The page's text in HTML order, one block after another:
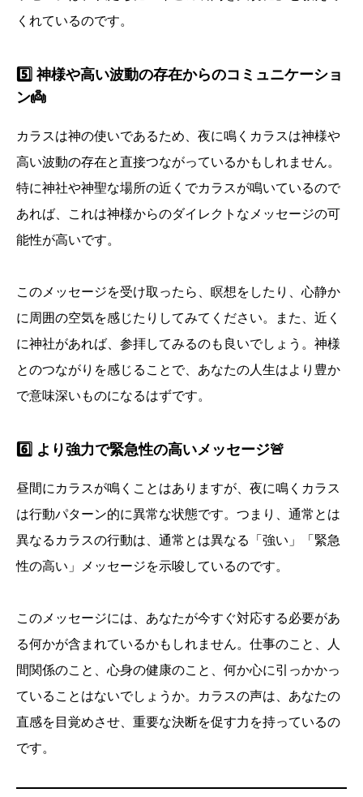
くれているのです。
5️⃣ 神様や高い波動の存在からのコミュニケーショ
ン👼
カラスは神の使いであるため、夜に鳴くカラスは神様や
高い波動の存在と直接つながっているかもしれません。
特に神社や神聖な場所の近くでカラスが鳴いているので
あれば、これは神様からのダイレクトなメッセージの可
能性が高いです。
このメッセージを受け取ったら、瞑想をしたり、心静か
に周囲の空気を感じたりしてみてください。また、近く
に神社があれば、参拝してみるのも良いでしょう。神様
とのつながりを感じることで、あなたの人生はより豊か
で意味深いものになるはずです。
6️⃣ より強力で緊急性の高いメッセージ🚨
昼間にカラスが鳴くことはありますが、夜に鳴くカラス
は行動パターン的に異常な状態です。つまり、通常とは
異なるカラスの行動は、通常とは異なる「強い」「緊急
性の高い」メッセージを示唆しているのです。
このメッセージには、あなたが今すぐ対応する必要があ
る何かが含まれているかもしれません。仕事のこと、人
間関係のこと、心身の健康のこと、何か心に引っかかっ
ていることはないでしょうか。カラスの声は、あなたの
直感を目覚めさせ、重要な決断を促す力を持っているの
です。